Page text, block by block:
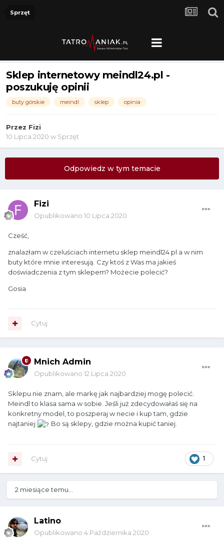
Sprzęt
Sklep internetowy meindl24.pl -
poszukuję opinii
buty górskie meindl sklep opinia
Przez Fizi
10 Lipca 2020 w Sprzęt
Odpowiedz w tym temacie
Fizi
Opublikowano 10 Lipca 2020
Cześć,
znalazłam w czeluściach internetu sklep meindl24.pl a w nim
buty które mnie interesują. Czy ktoś z Was ma jakieś
doświadczenia z tym sklepem? Możecie polecić?
Gosia
Cytuj
Mnich Admin
Opublikowano 12 Lipca 2020
Sklepu nie znam, ale markę jak najbardziej mogę polecić.
Meindl to klasa sama w sobie. Jeśli już zdecydowałaś się na
konkretny model, to poszperaj w necie i kup tam, gdzie
najtaniej
Bo są sklepy, gdzie można kupić taniej.
1
Cytuj
2 miesiące temu...
Latino
Opublikowano 4 Października 2020